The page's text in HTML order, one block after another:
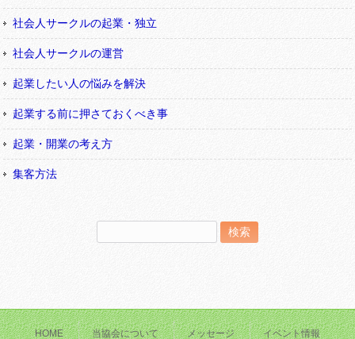
社会人サークルの起業・独立
社会人サークルの運営
起業したい人の悩みを解決
起業する前に押さておくべき事
起業・開業の考え方
集客方法
索:
HOME 当協会について メッセージ イベント情報